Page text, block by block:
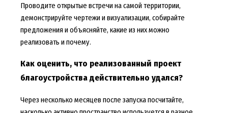
Проводите открытые встречи на самой территории,
демонстрируйте чертежи и визуализации, собирайте
предложения и объясняйте, какие из них можно
реализовать и почему.
Как оценить, что реализованный проект
благоустройства действительно удался?
Через несколько месяцев после запуска посчитайте,